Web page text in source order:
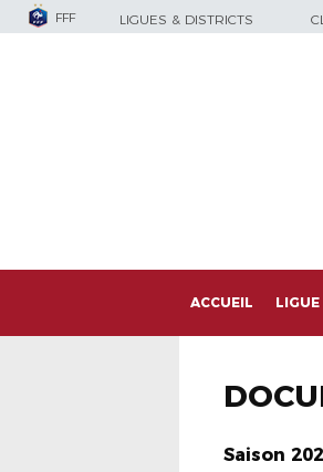
FFF LIGUES & DISTRICTS
ACCUEIL LIGUE
Saison